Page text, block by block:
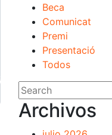
Beca
Comunicat
Premi
Presentació
Todos
Archivos